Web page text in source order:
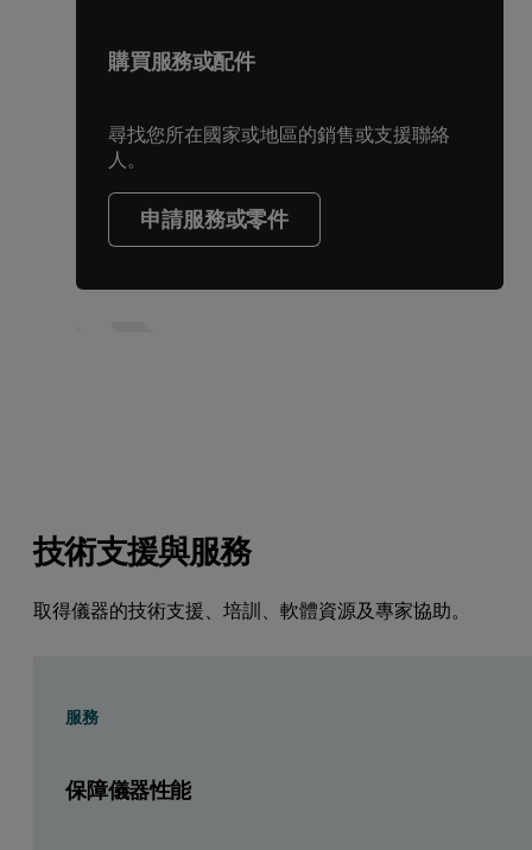
購買服務或配件
尋找您所在國家或地區的銷售或支援聯絡
人。
申請服務或零件
技術支援與服務
取得儀器的技術支援、培訓、軟體資源及專家協助。
服務
保障儀器性能